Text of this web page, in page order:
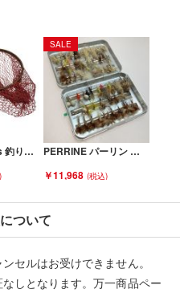
Is wood works 釣り具 タモ ネット 網 程度A Aランク
SALE
PERRINE パーリン アルミ製フライボックス 完成ドライフライセット Cランク
￥11,968
ついて
セルはお受けできません。
しとなります。万一商品ペー